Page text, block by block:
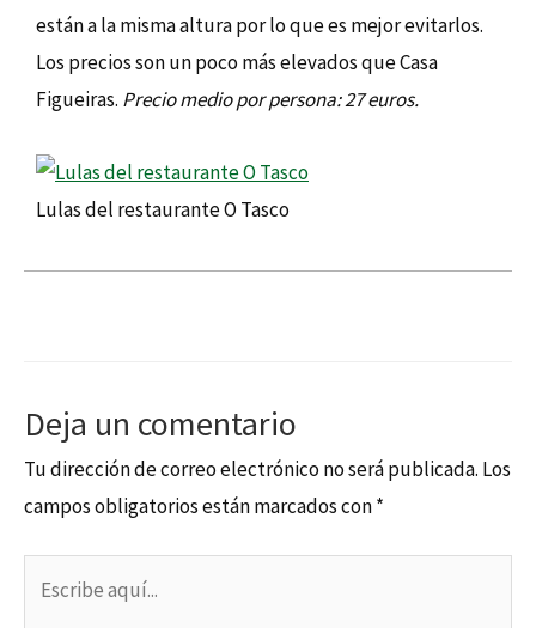
están a la misma altura por lo que es mejor evitarlos.
Los precios son un poco más elevados que Casa
Figueiras. Precio medio por persona: 27 euros.
Lulas del restaurante O Tasco
Deja un comentario
Tu dirección de correo electrónico no será publicada. Los
campos obligatorios están marcados con*